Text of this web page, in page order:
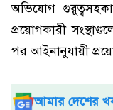
অভিযোগ
প্রয়োগকারী
পর আইনানুযায়ী
আমার দেশের